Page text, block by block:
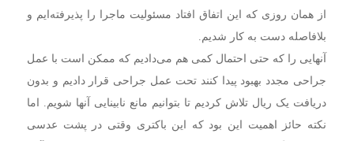
از همان روزی که این اتفاق افتاد مسئولیت ماجرا را پذیرفته‌ایم و
بلافاصله دست به کار شدیم.
آنهایی را که حتی احتمال کمی هم می‌دادیم که ممکن است با عمل
جراحی مجدد بهبود پیدا کنند تحت عمل جراحی قرار دادیم و بدون
دریافت یک ریال تلاش کردیم تا بتوانیم مانع نابینایی آنها شویم. اما
نکته حائز اهمیت این بود که این باکتری وقتی در پشت عدسی